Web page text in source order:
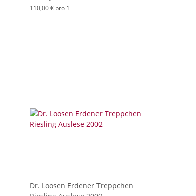
110,00 € pro 1 l
Dr. Loosen Erdener Treppchen